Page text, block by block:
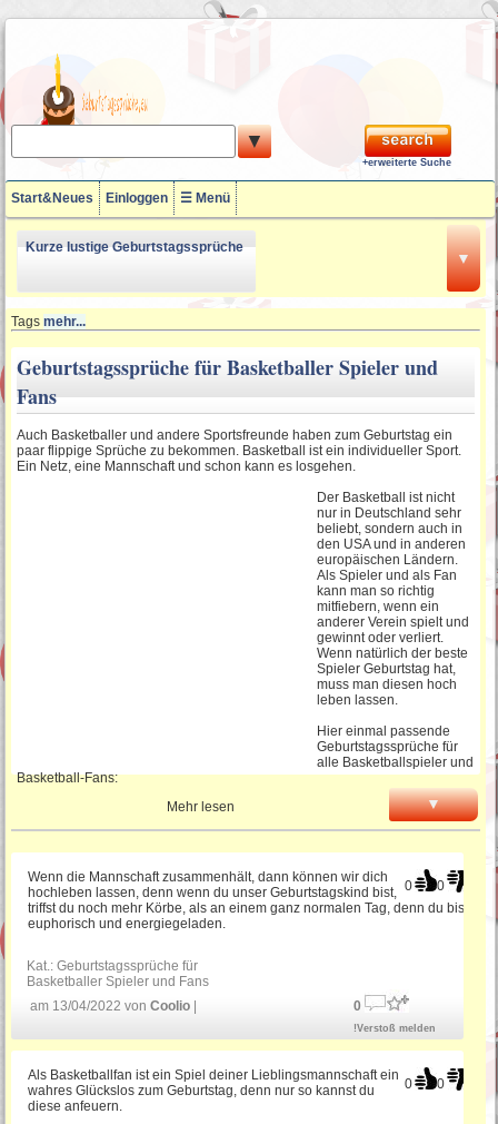
▼
+erweiterte Suche
Start&Neues Einloggen ☰ Menü
▼
Kurze lustige Geburtstagssprüche
18 Geburtstagssprüche
Lustige Geburtstagssprüche zum
50ten
60. Geburtstagssprüche
Geburtstagseinladung
Lustige Geburtstagsgedichte
SMS Geburtstagssprüche
Sprüche für Einladungskarten
Geburtstag
Gratulation zum Geburtstag
Tagsmehr...
Geburtstagssprüche für Basketballer Spieler und
Fans
Auch Basketballer und andere Sportsfreunde haben zum Geburtstag ein
paar flippige Sprüche zu bekommen. Basketball ist ein individueller Sport.
Ein Netz, eine Mannschaft und schon kann es losgehen.
Der Basketball ist nicht
nur in Deutschland sehr
beliebt, sondern auch in
den USA und in anderen
europäischen Ländern.
Als Spieler und als Fan
kann man so richtig
mitfiebern, wenn ein
anderer Verein spielt und
gewinnt oder verliert.
Wenn natürlich der beste
Spieler Geburtstag hat,
muss man diesen hoch
leben lassen.
Hier einmal passende
Geburtstagssprüche für
alle Basketballspieler und
Basketball-Fans:
Mehr lesen
▼
0 0
Wenn die Mannschaft zusammenhält, dann können wir dich
hochleben lassen, denn wenn du unser Geburtstagskind bist,
triffst du noch mehr Körbe, als an einem ganz normalen Tag, denn du bist
euphorisch und energiegeladen.
Kat.:Geburtstagssprüche für
Basketballer Spieler und Fans
am 13/04/2022 vonCoolio 0
!Verstoß melden
0 0
Als Basketballfan ist ein Spiel deiner Lieblingsmannschaft ein
wahres Glückslos zum Geburtstag, denn nur so kannst du
diese anfeuern.